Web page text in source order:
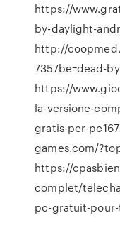
https://
by-daylight-
http://
7357be=dead-
https://
la-versione-
gratis-per-
games.com/
https://
complet/
pc-gratuit-